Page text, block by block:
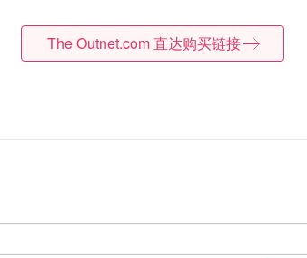
The Outnet.com 直达购买链接